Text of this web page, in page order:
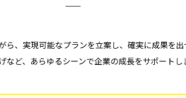
ら、実現可能なプランを立案し、確実に成果を
ど、あらゆるシーンで企業の成長をサポートし